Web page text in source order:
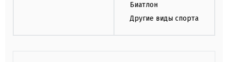
Биатлон
Другие виды спорта